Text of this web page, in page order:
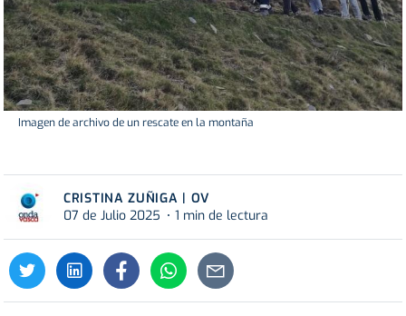
Imagen de archivo de un rescate en la montaña
CRISTINA ZUÑIGA | OV
07 de Julio 2025
1 min de lectura